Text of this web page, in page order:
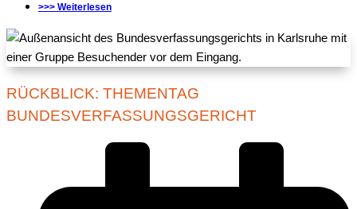
>>> Weiterlesen
RÜCKBLICK: THEMENTAG
BUNDESVERFASSUNGSGERICHT